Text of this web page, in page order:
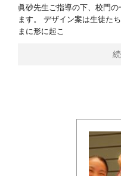
眞砂先生ご指導の下、校門
ます。 デザイン案は生徒た
まに形に起こ